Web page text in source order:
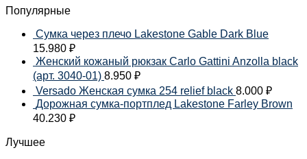
Популярные
Сумка через плечо Lakestone Gable Dark Blue
15.980 ₽
Женский кожаный рюкзак Carlo Gattini Anzolla black
(арт. 3040-01) 8.950 ₽
Versado Женская сумка 254 relief black 8.000 ₽
Дорожная сумка-портплед Lakestone Farley Brown
40.230 ₽
Лучшее